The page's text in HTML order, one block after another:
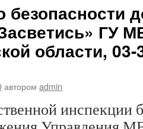
безопасности
ГУ
области, 03-
автором admin
инспекции